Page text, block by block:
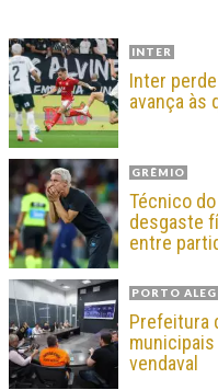
INTER
Inter
avança às
GRÊMIO
Técnico
desgaste
entre
PORTO
Prefeitura
vendaval